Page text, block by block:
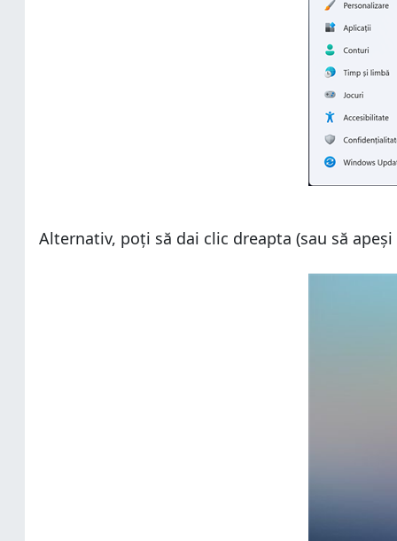
Alternativ, poți să dai clic dreapta (sau să